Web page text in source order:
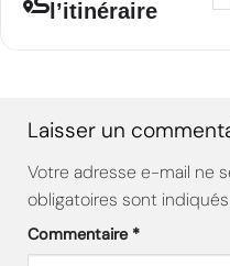
l’itinéraire
Laisser un
Votre adresse e-mail ne
obligatoires sont
Commentaire *